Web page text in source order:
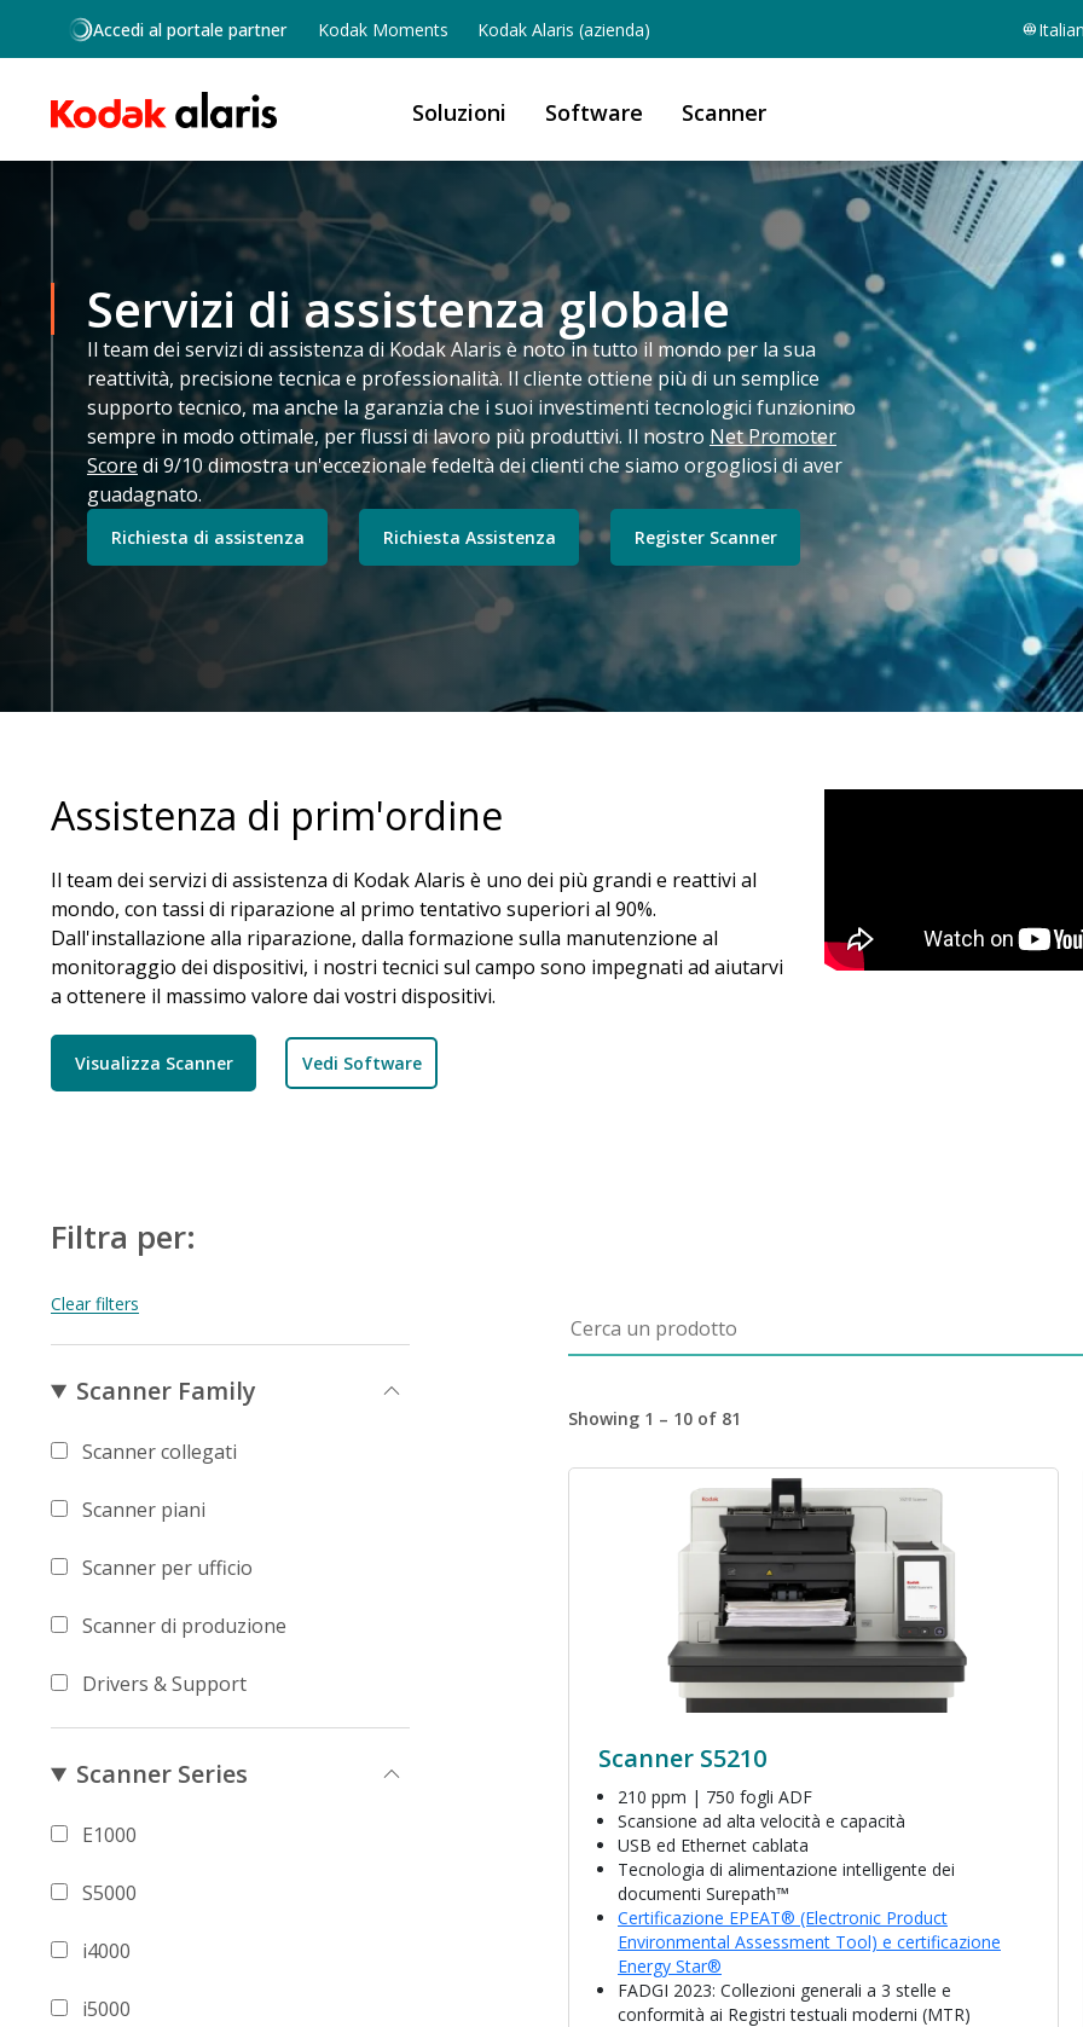
Salta al contenuto principale
Accedi al portale partner Kodak Moments Kodak Alaris (azienda)
Soluzioni Software Scanner
Servizi di assistenza globale
Il team dei servizi di assistenza di Kodak Alaris è noto in tutto il mondo per la sua
reattività, precisione tecnica e professionalità. Il cliente ottiene più di un semplice
supporto tecnico, ma anche la garanzia che i suoi investimenti tecnologici funzionino
sempre in modo ottimale, per flussi di lavoro più produttivi. Il nostro Net Promoter
Score di 9/10 dimostra un'eccezionale fedeltà dei clienti che siamo orgogliosi di aver
guadagnato.
Richiesta di assistenza Richiesta Assistenza Register Scanner
Assistenza di prim'ordine
Il team dei servizi di assistenza di Kodak Alaris è uno dei più grandi e reattivi al
mondo, con tassi di riparazione al primo tentativo superiori al 90%.
Dall'installazione alla riparazione, dalla formazione sulla manutenzione al
monitoraggio dei dispositivi, i nostri tecnici sul campo sono impegnati ad aiutarvi
a ottenere il massimo valore dai vostri dispositivi.
Visualizza Scanner Vedi Software
Filtra per:
Scanner Family
Scanner collegati
Scanner piani
Scanner per ufficio
Scanner di produzione
Drivers & Support
Scanner Series
E1000
S5000
i4000
i5000
Cerca un prodotto
Showing 1 – 10 of 81
Immagine
Scanner S5210
210 ppm | 750 fogli ADF
Scansione ad alta velocità e capacità
USB ed Ethernet cablata
Tecnologia di alimentazione intelligente dei
documenti Surepath™
Certificazione EPEAT® (Electronic Product
Environmental Assessment Tool) e certificazione
Energy Star®
FADGI 2023: Collezioni generali a 3 stelle e
conformità ai Registri testuali moderni (MTR)